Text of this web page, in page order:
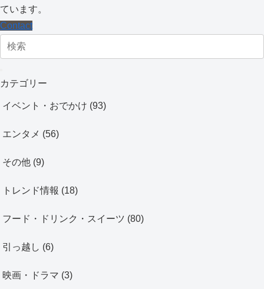
ています。
Contact
カテゴリー
イベント・おでかけ (93)
エンタメ (56)
その他 (9)
トレンド情報 (18)
フード・ドリンク・スイーツ (80)
引っ越し (6)
映画・ドラマ (3)